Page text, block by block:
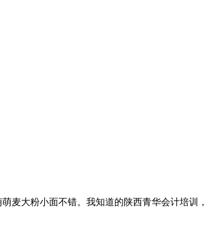
麦大粉小面不错。我知道的陕西青华会计培训，